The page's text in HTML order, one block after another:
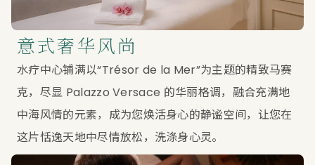
意式奢华风尚
水疗中心铺满以“Trésor de la Mer”为主题的精致马赛
克，尽显 Palazzo Versace 的华丽格调，融合充满地
中海风情的元素，成为您焕活身心的静谧空间，让您在
这片恬逸天地中尽情放松，洗涤身心灵。